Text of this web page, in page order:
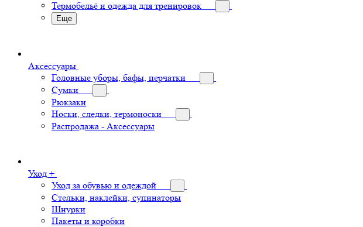
Термобельё и одежда для тренировок
Еще
Аксессуары
Головные уборы, бафы, перчатки
Сумки
Рюкзаки
Носки, следки, термоноски
Распродажа - Аксессуары
Уход +
Уход за обувью и одеждой
Стельки, наклейки, супинаторы
Шнурки
Пакеты и коробки